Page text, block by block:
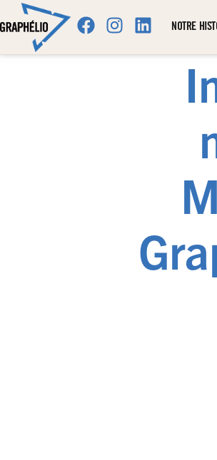
NOTRE